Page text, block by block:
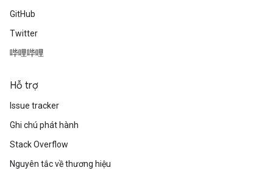
GitHub
Twitter
哔哩哔哩
Hỗ trợ
Issue tracker
Ghi chú phát hành
Stack Overflow
Nguyên tắc về thương hiệu